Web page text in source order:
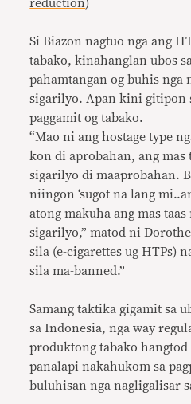
reduction )
Si Biazon nagtuo nga ang
tabako, kinahanglan ubos
pahamtangan og buhis nga
sigarilyo. Apan kini gitipon
paggamit og tabako.
“Mao ni ang hostage type
kon di aprobahan, ang mas
sigarilyo di maaprobahan.
niingon ‘sugot na lang
atong makuha ang mas
sigarilyo,” matod ni
sila (e-cigarettes ug HTPs)
sila ma-banned.”
Samang taktika gigamit sa
sa Indonesia, nga way
produktong tabako
panalapi nakahukom sa
buluhisan nga nagligalisar